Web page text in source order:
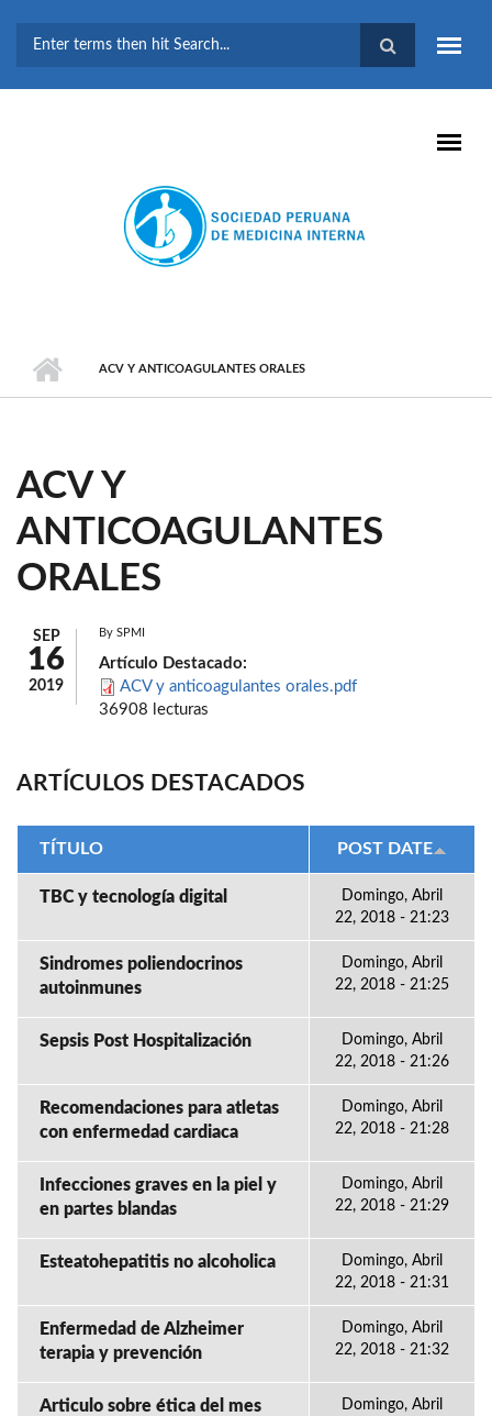
BÚSQUEDA
ACV Y ANTICOAGULANTES ORALES
ACV Y
ANTICOAGULANTES
ORALES
SEP
16
2019
By SPMI
Artículo Destacado:
ACV y anticoagulantes orales.pdf
36908 lecturas
ARTÍCULOS DESTACADOS
TÍTULO POST DATE
TBC y tecnología digital
Domingo, Abril
22, 2018 - 21:23
Sindromes poliendocrinos
autoinmunes
Domingo, Abril
22, 2018 - 21:25
Sepsis Post Hospitalización
Domingo, Abril
22, 2018 - 21:26
Recomendaciones para atletas
con enfermedad cardiaca
Domingo, Abril
22, 2018 - 21:28
Infecciones graves en la piel y
en partes blandas
Domingo, Abril
22, 2018 - 21:29
Esteatohepatitis no alcoholica
Domingo, Abril
22, 2018 - 21:31
Enfermedad de Alzheimer
terapia y prevención
Domingo, Abril
22, 2018 - 21:32
Articulo sobre ética del mes
Domingo, Abril